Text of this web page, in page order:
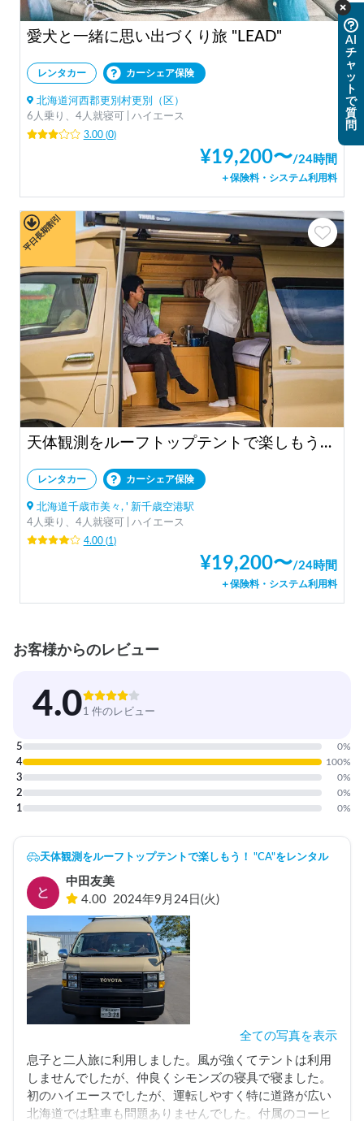
愛犬と一緒に思い出づくり旅 "LEAD"
レンタカー カーシェア保険
北海道河西郡更別村更別（区）
6人乗り、4人就寝可 | ハイエース
3.00(0)
¥19,200〜/24時間
＋保険料・システム利用料
平日長期割引
天体観測をルーフトップテントで楽しもう！ "CA"
レンタカー カーシェア保険
北海道千歳市美々, ' 新千歳空港駅
4人乗り、4人就寝可 | ハイエース
4.00(1 )
¥19,200〜/24時間
＋保険料・システム利用料
お客様からのレビュー
4.01 件のレビュー
5 0%
4 100%
3 0%
2 0%
1 0%
天体観測をルーフトップテントで楽しもう！ "CA"をレンタル
中田友美
4.00 2024年9月24日(火)
全ての写真を表示
息子と二人旅に利用しました。風が強くてテントは利用
しませんでしたが、仲良くシモンズの寝具で寝ました。
初のハイエースでしたが、運転しやすく特に道路が広い
北海道では駐車も問題ありませんでした。付属のコーヒ
AI
チ
ャ
ッ
ト
で
質
問